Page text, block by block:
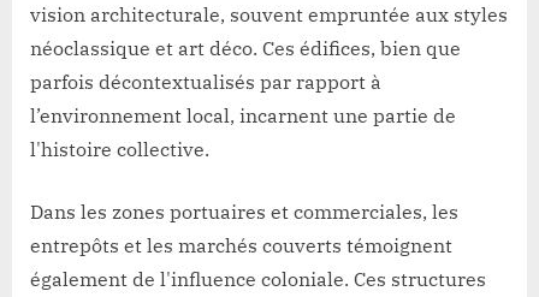
vision architecturale, souvent empruntée aux styles
néoclassique et art déco. Ces édifices, bien que
parfois décontextualisés par rapport à
l’environnement local, incarnent une partie de
l'histoire collective.
Dans les zones portuaires et commerciales, les
entrepôts et les marchés couverts témoignent
également de l'influence coloniale. Ces structures